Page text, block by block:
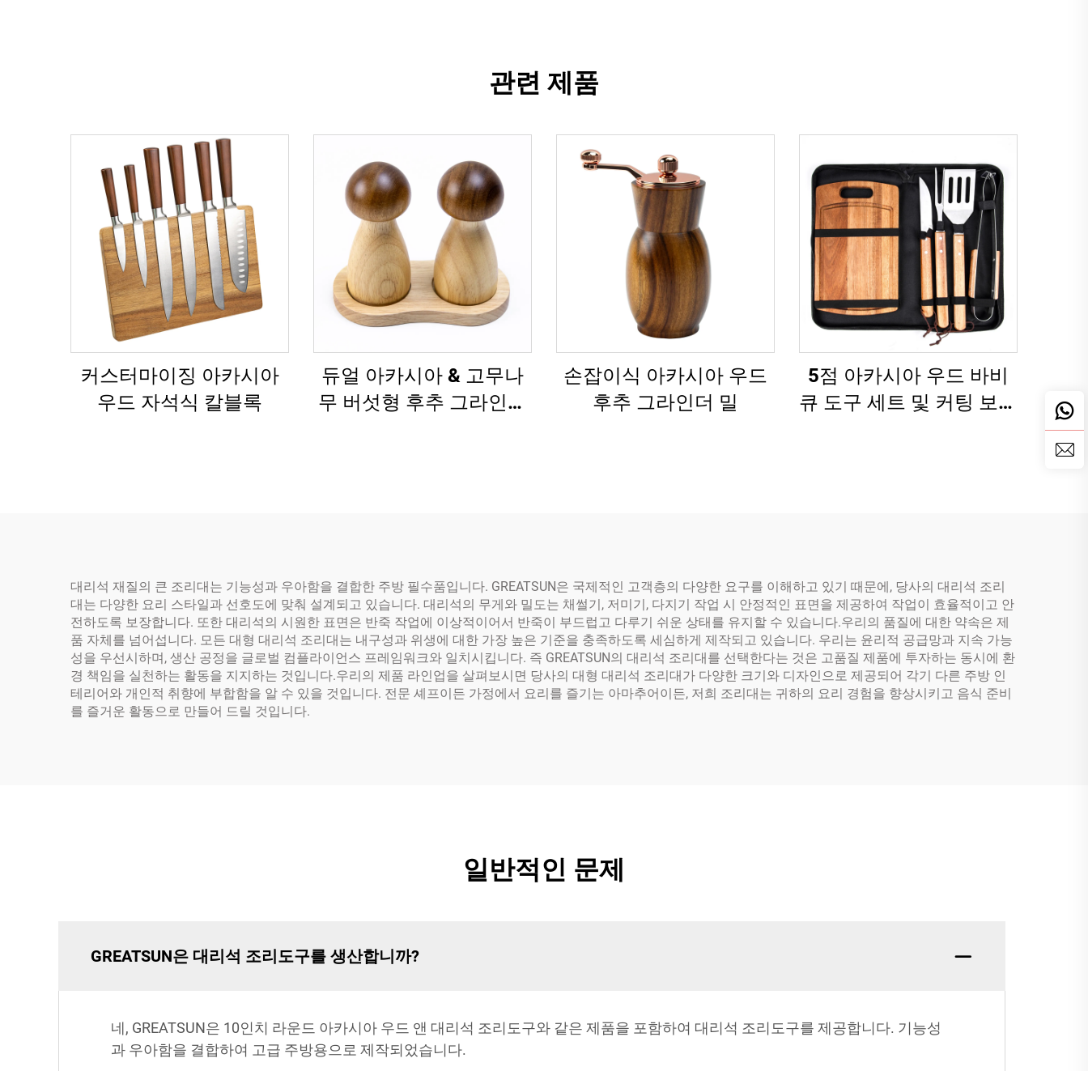
관련 제품
커스터마이징 아카시아
우드 자석식 칼블록
듀얼 아카시아 & 고무나
무 버섯형 후추 그라인더
손잡이식 아카시아 우드
후추 그라인더 밀
5점 아카시아 우드 바비
큐 도구 세트 및 커팅 보드
대리석 재질의 큰 조리대는 기능성과 우아함을 결합한 주방 필수품입니다. GREATSUN은 국제적인 고객층의 다양한 요구를 이해하고 있기 때문에, 당사의 대리석 조리
대는 다양한 요리 스타일과 선호도에 맞춰 설계되고 있습니다. 대리석의 무게와 밀도는 채썰기, 저미기, 다지기 작업 시 안정적인 표면을 제공하여 작업이 효율적이고 안
전하도록 보장합니다. 또한 대리석의 시원한 표면은 반죽 작업에 이상적이어서 반죽이 부드럽고 다루기 쉬운 상태를 유지할 수 있습니다.우리의 품질에 대한 약속은 제
품 자체를 넘어섭니다. 모든 대형 대리석 조리대는 내구성과 위생에 대한 가장 높은 기준을 충족하도록 세심하게 제작되고 있습니다. 우리는 윤리적 공급망과 지속 가능
성을 우선시하며, 생산 공정을 글로벌 컴플라이언스 프레임워크와 일치시킵니다. 즉 GREATSUN의 대리석 조리대를 선택한다는 것은 고품질 제품에 투자하는 동시에 환
경 책임을 실천하는 활동을 지지하는 것입니다.우리의 제품 라인업을 살펴보시면 당사의 대형 대리석 조리대가 다양한 크기와 디자인으로 제공되어 각기 다른 주방 인
테리어와 개인적 취향에 부합함을 알 수 있을 것입니다. 전문 셰프이든 가정에서 요리를 즐기는 아마추어이든, 저희 조리대는 귀하의 요리 경험을 향상시키고 음식 준비
를 즐거운 활동으로 만들어 드릴 것입니다.
일반적인 문제
GREATSUN은 대리석 조리도구를 생산합니까?
네, GREATSUN은 10인치 라운드 아카시아 우드 앤 대리석 조리도구와 같은 제품을 포함하여 대리석 조리도구를 제공합니다. 기능성
과 우아함을 결합하여 고급 주방용으로 제작되었습니다.